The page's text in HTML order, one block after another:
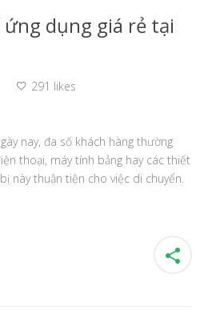
dụng giá rẻ tại
291 likes
nay, đa số khách hàng thường
thoại, máy tính bảng hay các thiết
này thuận tiện cho việc di chuyển.